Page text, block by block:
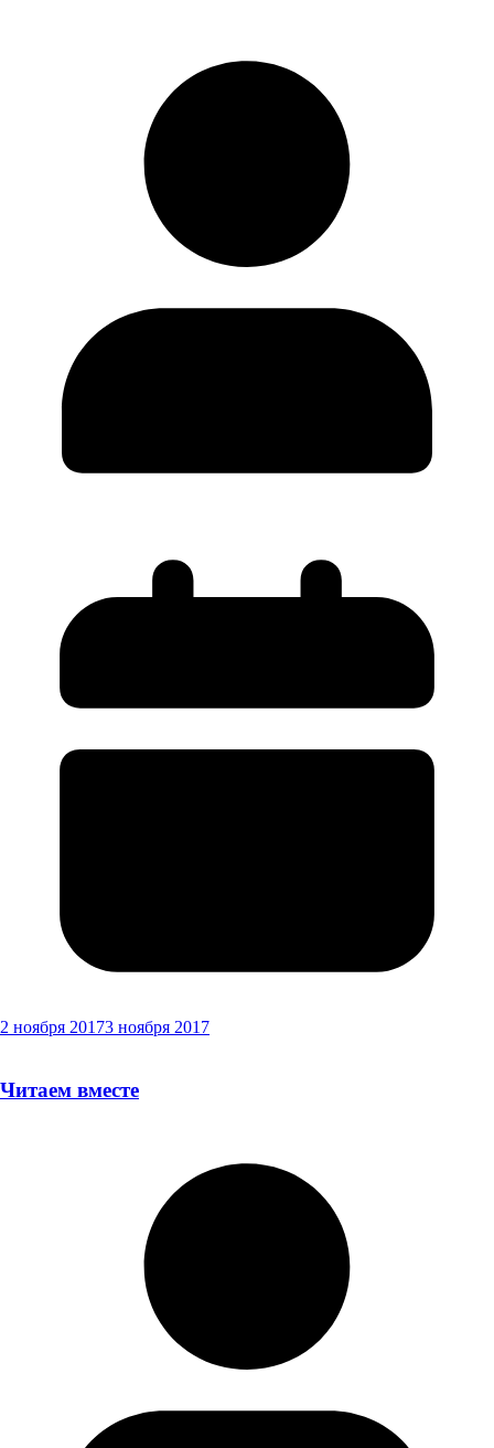
2 ноября 20173 ноября 2017
Читаем вместе